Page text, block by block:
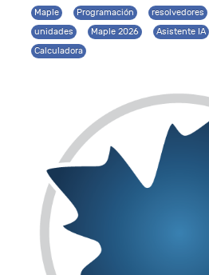
Maple Programación resolvedores
unidades
Maple 2026 Asistente IA
Calculadora